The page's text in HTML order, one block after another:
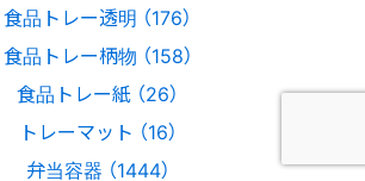
食品トレー透明 （176）
食品トレー柄物 （158）
食品トレー紙 （26）
トレーマット （16）
弁当容器 （1444）